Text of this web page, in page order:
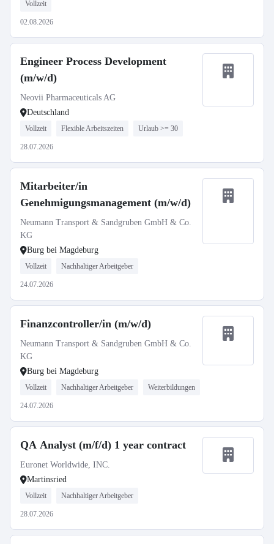
Vollzeit
02.08.2026
Engineer Process Development
(m/w/d)
Neovii Pharmaceuticals AG
Deutschland
Vollzeit Flexible Arbeitszeiten Urlaub >= 30
28.07.2026
Mitarbeiter/in
Genehmigungsmanagement (m/w/d)
Neumann Transport & Sandgruben GmbH & Co.
KG
Burg bei Magdeburg
Vollzeit Nachhaltiger Arbeitgeber
24.07.2026
Finanzcontroller/in (m/w/d)
Neumann Transport & Sandgruben GmbH & Co.
KG
Burg bei Magdeburg
Vollzeit Nachhaltiger Arbeitgeber Weiterbildungen
24.07.2026
QA Analyst (m/f/d) 1 year contract
Euronet Worldwide, INC.
Martinsried
Vollzeit Nachhaltiger Arbeitgeber
28.07.2026